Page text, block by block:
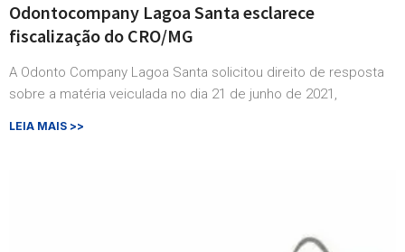
Odontocompany Lagoa Santa esclarece
fiscalização do CRO/MG
A Odonto Company Lagoa Santa solicitou direito de resposta
sobre a matéria veiculada no dia 21 de junho de 2021,
LEIA MAIS >>